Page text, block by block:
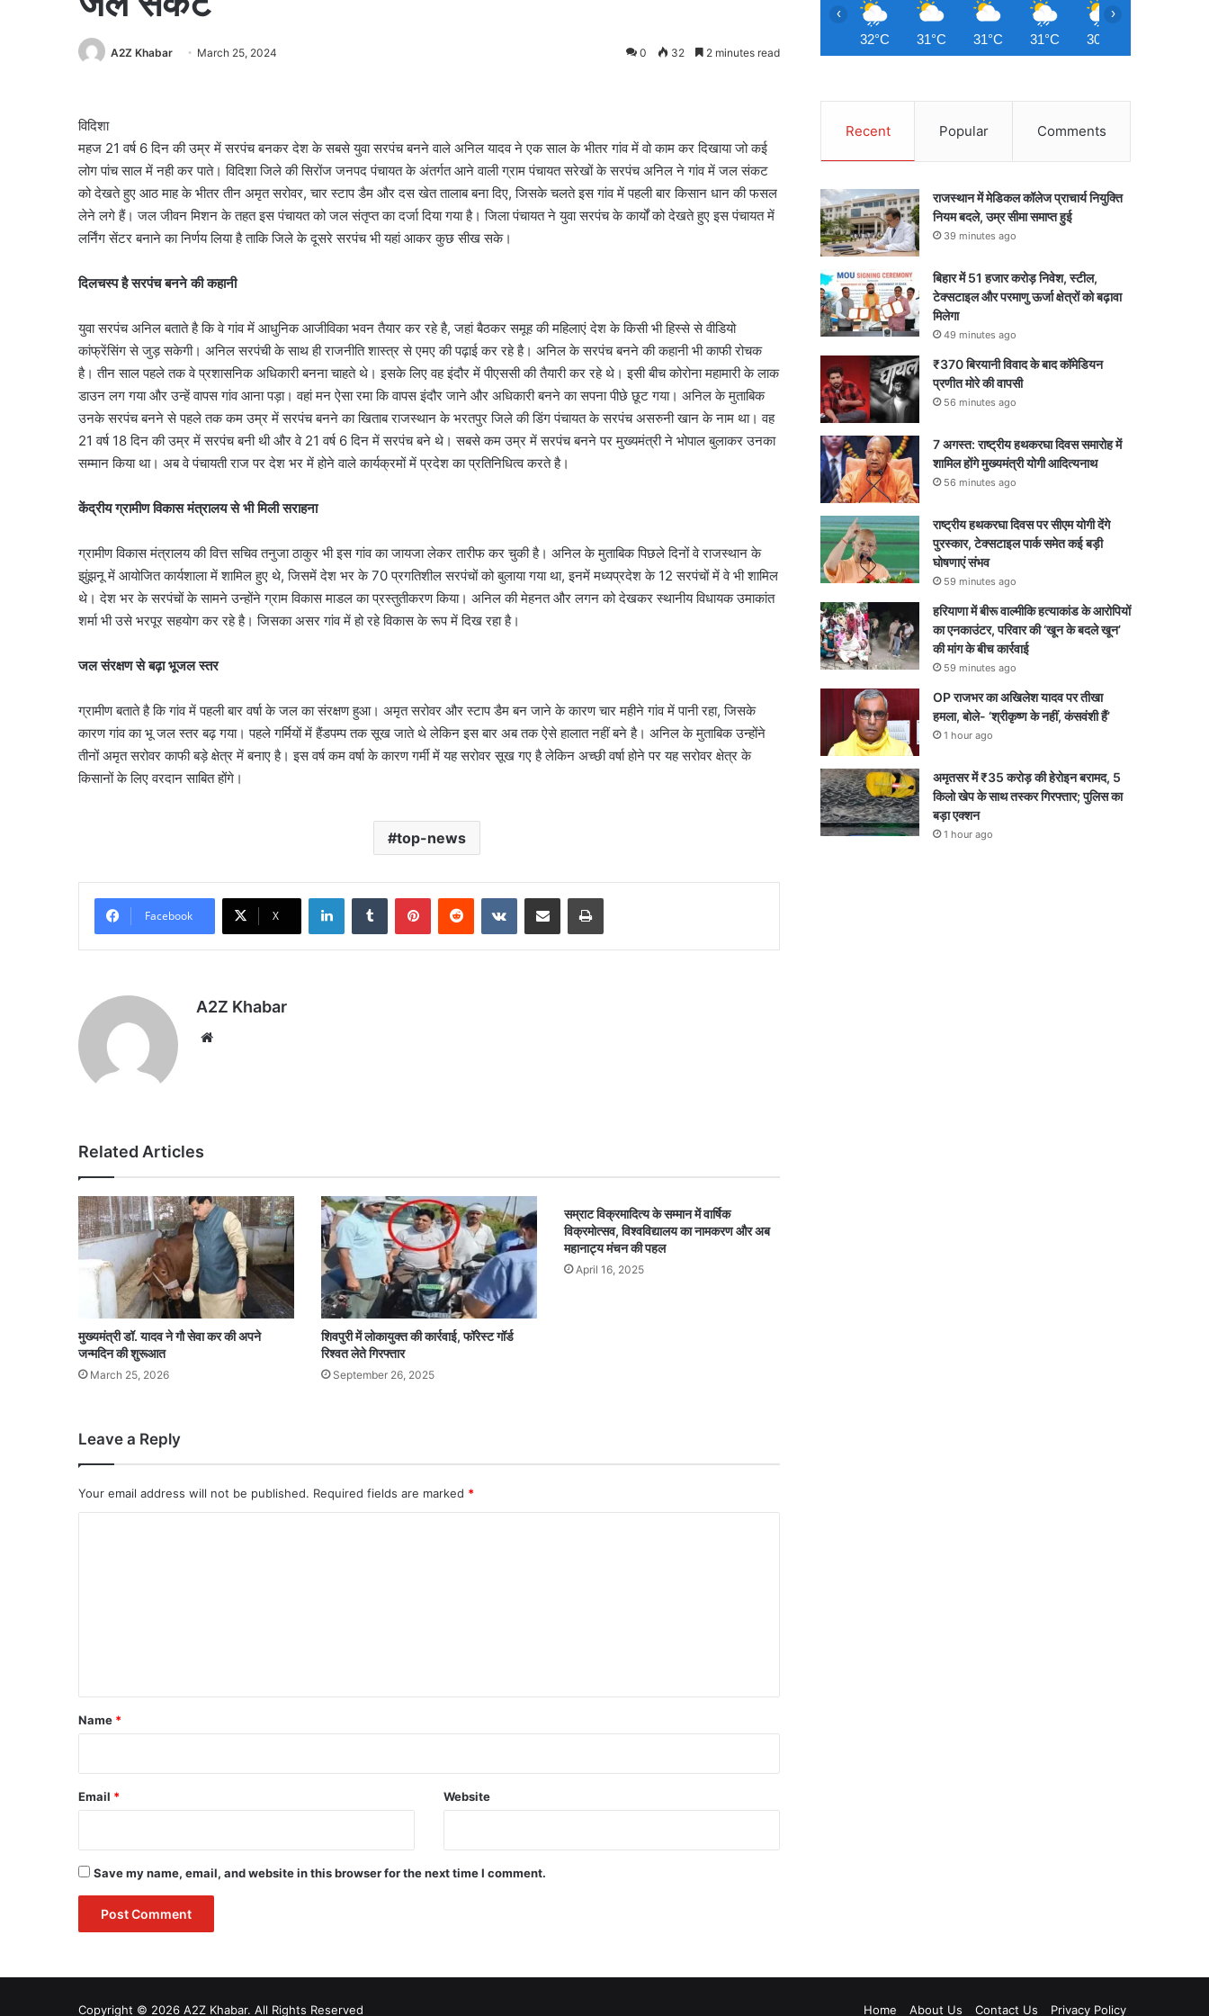
A2Z Khabar March 25, 2024 0 32 2 minutes read
विदिशा
महज 21 वर्ष 6 दिन की उम्र में सरपंच बनकर देश के सबसे युवा सरपंच बनने वाले अनिल यादव ने एक साल के भीतर गांव में वो काम कर दिखाया जो कई
लोग पांच साल में नही कर पाते। विदिशा जिले की सिरोंज जनपद पंचायत के अंतर्गत आने वाली ग्राम पंचायत सरेखों के सरपंच अनिल ने गांव में जल संकट
को देखते हुए आठ माह के भीतर तीन अमृत सरोवर, चार स्टाप डैम और दस खेत तालाब बना दिए, जिसके चलते इस गांव में पहली बार किसान धान की फसल
लेने लगे हैं। जल जीवन मिशन के तहत इस पंचायत को जल संतृप्त का दर्जा दिया गया है। जिला पंचायत ने युवा सरपंच के कार्यों को देखते हुए इस पंचायत में
लर्निंग सेंटर बनाने का निर्णय लिया है ताकि जिले के दूसरे सरपंच भी यहां आकर कुछ सीख सके।
दिलचस्प है सरपंच बनने की कहानी
युवा सरपंच अनिल बताते है कि वे गांव में आधुनिक आजीविका भवन तैयार कर रहे है, जहां बैठकर समूह की महिलाएं देश के किसी भी हिस्से से वीडियो
कांफ्रेंसिंग से जुड़ सकेगी। अनिल सरपंची के साथ ही राजनीति शास्त्र से एमए की पढ़ाई कर रहे है। अनिल के सरपंच बनने की कहानी भी काफी रोचक
है। तीन साल पहले तक वे प्रशासनिक अधिकारी बनना चाहते थे। इसके लिए वह इंदौर में पीएससी की तैयारी कर रहे थे। इसी बीच कोरोना महामारी के लाक
डाउन लग गया और उन्हें वापस गांव आना पड़ा। वहां मन ऐसा रमा कि वापस इंदौर जाने और अधिकारी बनने का सपना पीछे छूट गया। अनिल के मुताबिक
उनके सरपंच बनने से पहले तक कम उम्र में सरपंच बनने का खिताब राजस्थान के भरतपुर जिले की डिंग पंचायत के सरपंच असरुनी खान के नाम था। वह
21 वर्ष 18 दिन की उम्र में सरपंच बनी थी और वे 21 वर्ष 6 दिन में सरपंच बने थे। सबसे कम उम्र में सरपंच बनने पर मुख्यमंत्री ने भोपाल बुलाकर उनका
सम्मान किया था। अब वे पंचायती राज पर देश भर में होने वाले कार्यक्रमों में प्रदेश का प्रतिनिधित्व करते है।
केंद्रीय ग्रामीण विकास मंत्रालय से भी मिली सराहना
ग्रामीण विकास मंत्रालय की वित्त सचिव तनुजा ठाकुर भी इस गांव का जायजा लेकर तारीफ कर चुकी है। अनिल के मुताबिक पिछले दिनों वे राजस्थान के
झुंझनू में आयोजित कार्यशाला में शामिल हुए थे, जिसमें देश भर के 70 प्रगतिशील सरपंचों को बुलाया गया था, इनमें मध्यप्रदेश के 12 सरपंचों में वे भी शामिल
थे। देश भर के सरपंचों के सामने उन्होंने ग्राम विकास माडल का प्रस्तुतीकरण किया। अनिल की मेहनत और लगन को देखकर स्थानीय विधायक उमाकांत
शर्मा भी उसे भरपूर सहयोग कर रहे है। जिसका असर गांव में हो रहे विकास के रूप में दिख रहा है।
जल संरक्षण से बढ़ा भूजल स्तर
ग्रामीण बताते है कि गांव में पहली बार वर्षा के जल का संरक्षण हुआ। अमृत सरोवर और स्टाप डैम बन जाने के कारण चार महीने गांव में पानी रहा, जिसके
कारण गांव का भू जल स्तर बढ़ गया। पहले गर्मियों में हैंडपम्प तक सूख जाते थे लेकिन इस बार अब तक ऐसे हालात नहीं बने है। अनिल के मुताबिक उन्होंने
तीनों अमृत सरोवर काफी बड़े क्षेत्र में बनाए है। इस वर्ष कम वर्षा के कारण गर्मी में यह सरोवर सूख गए है लेकिन अच्छी वर्षा होने पर यह सरोवर क्षेत्र के
किसानों के लिए वरदान साबित होंगे।
top-news
Facebook X
LinkedInTumblr PinterestReddit VKontakteShare via Email Print
A2Z Khabar
Related Articles
मुख्यमंत्री डॉ. यादव ने गौ सेवा कर की अपने
जन्मदिन की शुरूआत
March 25, 2026
शिवपुरी में लोकायुक्त की कार्रवाई, फॉरेस्ट गॉर्ड
रिश्वत लेते गिरफ्तार
September 26, 2025
सम्राट विक्रमादित्य के सम्मान में वार्षिक
विक्रमोत्सव, विश्वविद्यालय का नामकरण और अब
महानाट्य मंचन की पहल
April 16, 2025
Leave a Reply
Your email address will not be published. Required fields are marked *
*
Name *
Email * Website
Save my name, email, and website in this browser for the next time I comment.
32°C 31°C 31°C 31°C 30°C
‹ ›
Recent Popular Comments
राजस्थान में मेडिकल कॉलेज प्राचार्य नियुक्ति
नियम बदले, उम्र सीमा समाप्त हुई
39 minutes ago
बिहार में 51 हजार करोड़ निवेश, स्टील,
टेक्सटाइल और परमाणु ऊर्जा क्षेत्रों को बढ़ावा
मिलेगा
49 minutes ago
₹370 बिरयानी विवाद के बाद कॉमेडियन
प्रणीत मोरे की वापसी
56 minutes ago
7 अगस्त: राष्ट्रीय हथकरघा दिवस समारोह में
शामिल होंगे मुख्यमंत्री योगी आदित्यनाथ
56 minutes ago
राष्ट्रीय हथकरघा दिवस पर सीएम योगी देंगे
पुरस्कार, टेक्सटाइल पार्क समेत कई बड़ी
घोषणाएं संभव
59 minutes ago
हरियाणा में बीरू वाल्मीकि हत्याकांड के आरोपियों
का एनकाउंटर, परिवार की ‘खून के बदले खून’
की मांग के बीच कार्रवाई
59 minutes ago
OP राजभर का अखिलेश यादव पर तीखा
हमला, बोले- ‘श्रीकृष्ण के नहीं, कंसवंशी हैं’
1 hour ago
अमृतसर में ₹35 करोड़ की हेरोइन बरामद, 5
किलो खेप के साथ तस्कर गिरफ्तार; पुलिस का
बड़ा एक्शन
1 hour ago
Copyright © 2026 A2Z Khabar. All Rights Reserved Home About Us Contact Us Privacy Policy